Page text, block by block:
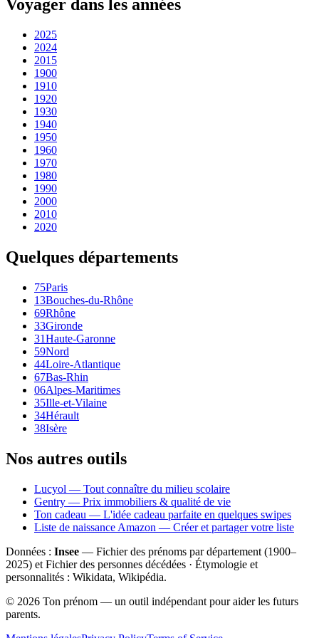
Voyager dans les années
2025
2024
2015
1900
1910
1920
1930
1940
1950
1960
1970
1980
1990
2000
2010
2020
Quelques départements
75Paris
13Bouches-du-Rhône
69Rhône
33Gironde
31Haute-Garonne
59Nord
44Loire-Atlantique
67Bas-Rhin
06Alpes-Maritimes
35Ille-et-Vilaine
34Hérault
38Isère
Nos autres outils
Lucyol — Tout connaître du milieu scolaire
Gentry — Prix immobiliers & qualité de vie
Ton cadeau — L'idée cadeau parfaite en quelques swipes
Liste de naissance Amazon — Créer et partager votre liste
Données : Insee — Fichier des prénoms par département (1900–
2025) et Fichier des personnes décédées · Étymologie et
personnalités : Wikidata, Wikipédia.
© 2026 Ton prénom — un outil indépendant pour aider les futurs
parents.